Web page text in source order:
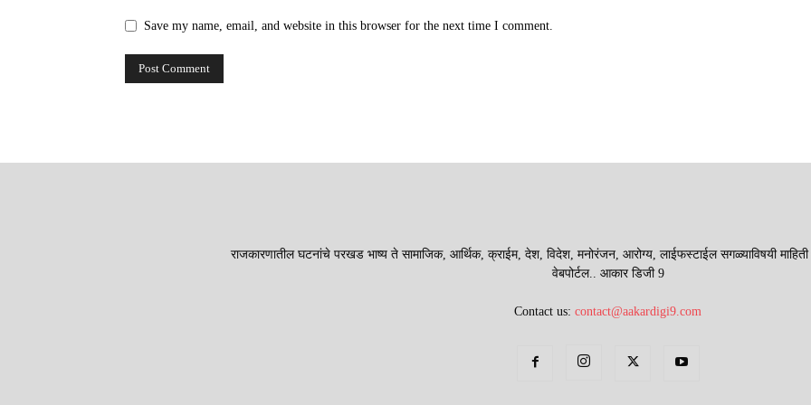
Save my name, email, and website in this browser for the next time I comment.
राजकारणातील घटनांचे परखड भाष्य ते सामाजिक, आर्थिक, क्राईम, देश, विदेश, मनोरंजन, आरोग्य, लाईफस्टाईल सगळ्याविषयी माहिती
वेबपोर्टल.. आकार डिजी 9
Contact us:contact@aakardigi9.com